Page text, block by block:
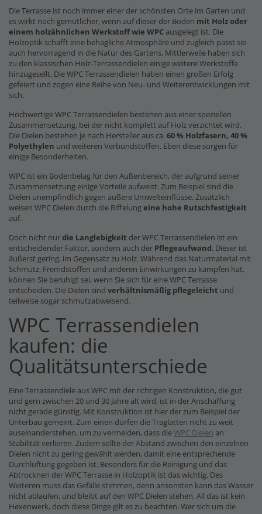
Die Terrasse ist noch immer einer der schönsten Orte im Garten und
es wirkt noch gemütlicher, wenn auf dieser der Boden mit Holz oder
einem holzähnlichen Werkstoff wie WPCausgelegt ist. Die
Holzoptik schafft eine behagliche Atmosphäre und zugleich passt sie
auch hervorragend in die Natur des Gartens. Mittlerweile haben sich
zu den klassischen Holz-Terrassendielen einige weitere Werkstoffe
hinzugesellt. Die WPC Terrassendielen haben einen großen Erfolg
gefeiert und zogen eine Reihe von Neu- und Weiterentwicklungen mit
sich.
Hochwertige WPC Terrassendielen bestehen aus einer speziellen
Zusammensetzung, bei der nicht komplett auf Holz verzichtet wird.
Die Dielen bestehen je nach Hersteller aus ca. 60 % Holzfasern, 40 %
Polyethylen und weiteren Verbundstoffen. Eben diese sorgen für
einige Besonderheiten.
WPC ist ein Bodenbelag für den Außenbereich, der aufgrund seiner
Zusammensetzung einige Vorteile aufweist. Zum Beispiel sind die
Dielen unempfindlich gegen äußere Umwelteinflüsse. Zusätzlich
weisen WPC Dielen durch die Riffelungeine hohe Rutschfestigkeit
auf.
Doch nicht nurdie Langlebigkeit der WPC Terrassendielen ist ein
entscheidender Faktor, sondern auch der Pflegeaufwand. Dieser ist
äußerst gering, im Gegensatz zu Holz. Während das Naturmaterial mit
Schmutz, Fremdstoffen und anderen Einwirkungen zu kämpfen hat,
können Sie beruhigt sei, wenn Sie sich für eine WPC Terrasse
entscheiden. Die Dielen sind verhältnismäßig pflegeleicht und
teilweise sogar schmutzabweisend.
WPC Terrassendielen
kaufen: die
Qualitätsunterschiede
Eine Terrassendiele aus WPC mit der richtigen Konstruktion, die gut
und gern zwischen 20 und 30 Jahre alt wird, ist in der Anschaffung
nicht gerade günstig. Mit Konstruktion ist hier der zum Beispiel der
Unterbau gemeint. Zum einen dürfen die Traglatten nicht zu weit
auseinanderstehen, um zu vermeiden, dass dieWPC Dielen an
Stabilität verlieren. Zudem sollte der Abstand zwischen den einzelnen
Dielen nicht zu gering gewählt werden, damit eine entsprechende
Durchlüftung gegeben ist. Besonders für die Reinigung und das
Abtrocknen der WPC Terrasse in Holzoptik ist das wichtig. Des
Weiteren muss das Gefälle stimmen, denn ansonsten kann das Wasser
nicht ablaufen, und bleibt auf den WPC Dielen stehen. All das ist kein
Hexenwerk, doch diese Dinge gilt es zu beachten. Wer sich um die